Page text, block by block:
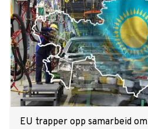
EU trapper opp samarbeid